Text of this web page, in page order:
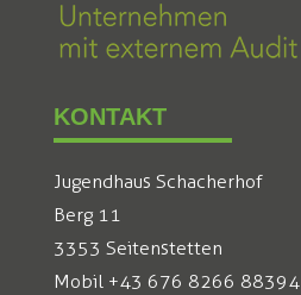
KONTAKT
Jugendhaus Schacherhof
Berg 11
3353 Seitenstetten
Mobil +43 676 8266 88394